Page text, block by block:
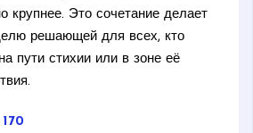
крупнее. Это сочетание делает
решающей для всех, кто
пути стихии или в зоне её
170